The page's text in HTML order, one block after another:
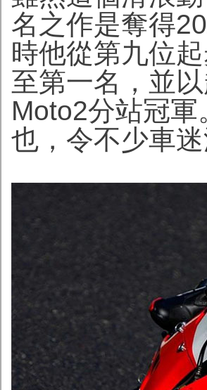
名之作是奪得
時他從第九位
至第一名，並
Moto2分站冠
也，令不少車